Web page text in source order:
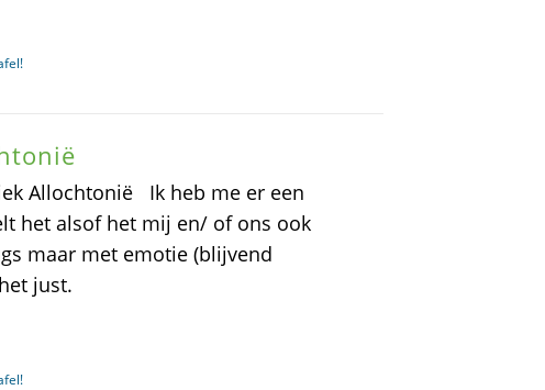
Allochtonië Ik heb me er een
het alsof het mij en/ of ons ook
maar met emotie (blijvend
just.